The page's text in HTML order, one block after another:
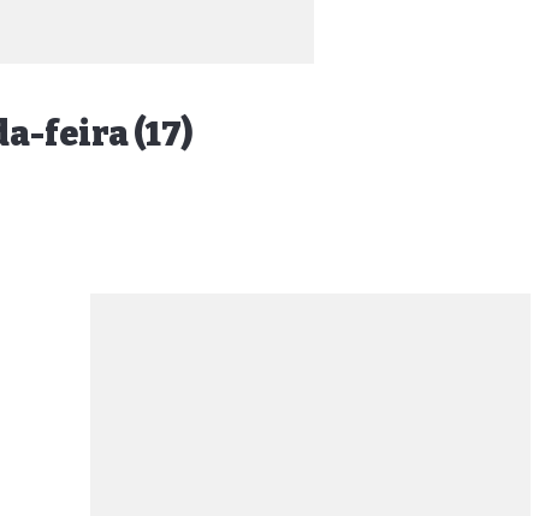
feira (17)